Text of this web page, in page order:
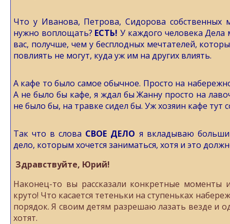
Что у Иванова, Петрова, Сидорова собственных
нужно воплощать? ЕСТЬ! У каждого человека Дела
вас, получше, чем у бесплодных мечтателей,
повлиять не могут, куда уж им на других влиять.
А кафе то было самое обычное. Просто на
А не было бы кафе, я ждал бы Жанну просто на
не было бы, на травке сидел бы. Уж хозяин кафе тут
Так что в слова СВОЕ ДЕЛО я вкладываю
дело, которым хочется заниматься, хотя и это
Здравствуйте, Юрий!
Наконец-то вы рассказали конкретные моменты
круто! Что касается тетеньки на ступеньках
порядок. Я своим детям разрешаю лазать везде и
хотят.